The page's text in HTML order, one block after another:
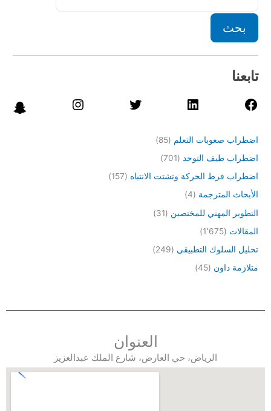
بحث
تابعنا
اضطراب صعوبات التعلم (85)
اضطراب طيف التوحد (701)
اضطراب فرط الحركة وتشتت الانتباه (157)
الأبحاث المترجمة (4)
التطوير المهني للمختصين (31)
المقالات (1٬675)
تحليل السلوك التطبيقي (249)
متلازمة داون (45)
العنوان
الرياض، حي العارض، شارع الملك عبدالعزيز